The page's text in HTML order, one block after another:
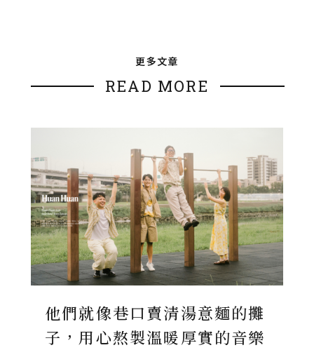
更多文章
READ MORE
他們就像巷口賣清湯意麵的攤
子，用心熬製溫暖厚實的音樂